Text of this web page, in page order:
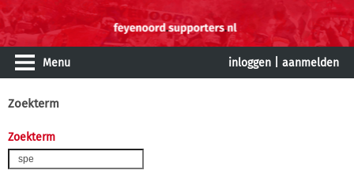
Menu inloggen aanmelden
Zoekterm
Zoekterm